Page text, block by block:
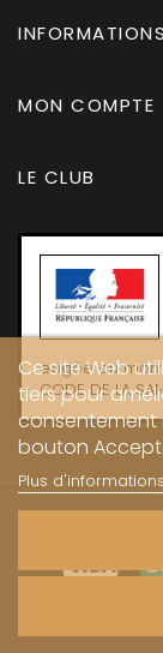
INFORMATIONS
MON COMPTE
LE CLUB
exigée au
CODE DE LA
Ce site Web
tiers pour
consentement
bouton
Plus d'informations